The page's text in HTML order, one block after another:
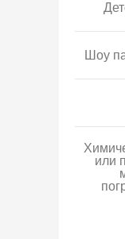
Шоу
или